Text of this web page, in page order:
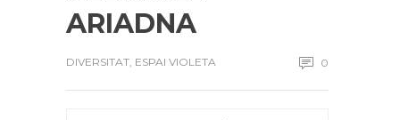
ARIADNA
DIVERSITAT, ESPAI VIOLETA 0